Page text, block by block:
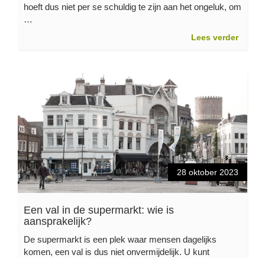
hoeft dus niet per se schuldig te zijn aan het ongeluk, om
…
Lees verder
28 oktober 2023
Een val in de supermarkt: wie is
aansprakelijk?
De supermarkt is een plek waar mensen dagelijks
komen, een val is dus niet onvermijdelijk. U kunt